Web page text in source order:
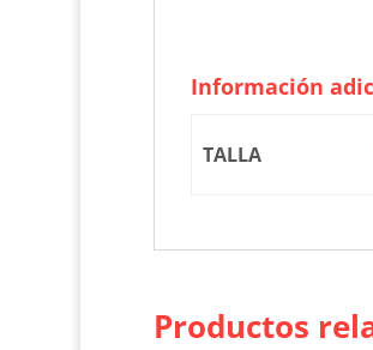
Información
TALLA
Productos